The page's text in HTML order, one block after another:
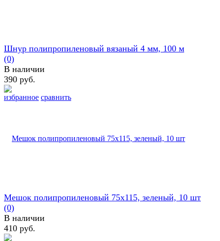
избранное сравнить
Шнур полипропиленовый вязаный 4 мм, 100 м
(0)
В наличии
390 руб.
Мешок полипропиленовый 75х115, зеленый, 10 шт
(0)
В наличии
410 руб.